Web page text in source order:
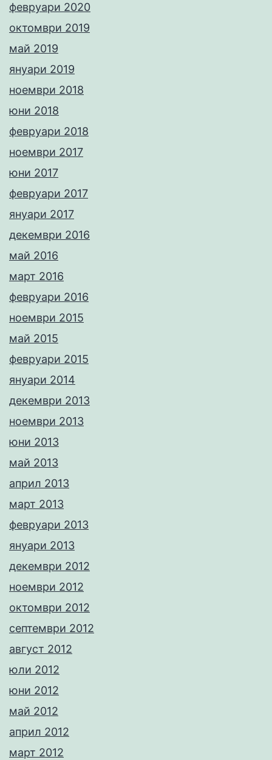
февруари 2020
октомври 2019
май 2019
януари 2019
ноември 2018
юни 2018
февруари 2018
ноември 2017
юни 2017
февруари 2017
януари 2017
декември 2016
май 2016
март 2016
февруари 2016
ноември 2015
май 2015
февруари 2015
януари 2014
декември 2013
ноември 2013
юни 2013
май 2013
април 2013
март 2013
февруари 2013
януари 2013
декември 2012
ноември 2012
октомври 2012
септември 2012
август 2012
юли 2012
юни 2012
май 2012
април 2012
март 2012